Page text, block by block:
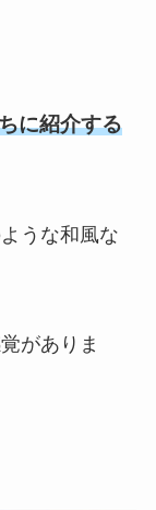
に紹介する
うな和風な
がありま